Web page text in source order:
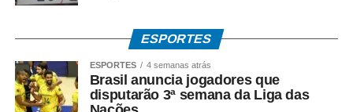
ESPORTES
ESPORTES 4 semanas atrás
Brasil anuncia jogadores que
disputarão 3ª semana da Liga das